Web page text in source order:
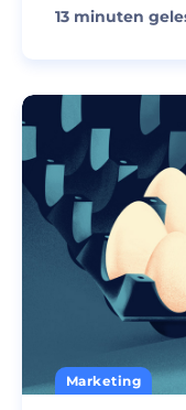
13 minuten
Marketing